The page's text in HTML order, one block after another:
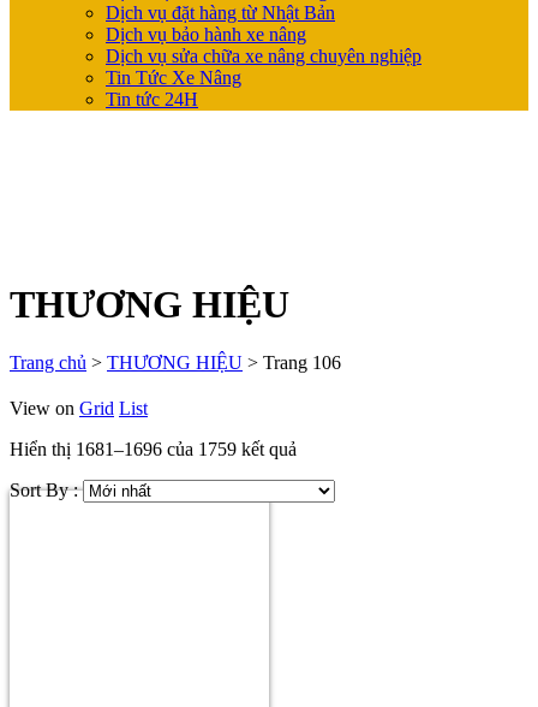
Dịch vụ đặt hàng từ Nhật Bản
Dịch vụ bảo hành xe nâng
Dịch vụ sửa chữa xe nâng chuyên nghiệp
Tin Tức Xe Nâng
Tin tức 24H
THƯƠNG HIỆU
Trang chủ > THƯƠNG HIỆU > Trang 106
View on Grid List
Hiển thị 1681–1696 của 1759 kết quả
Sort By :